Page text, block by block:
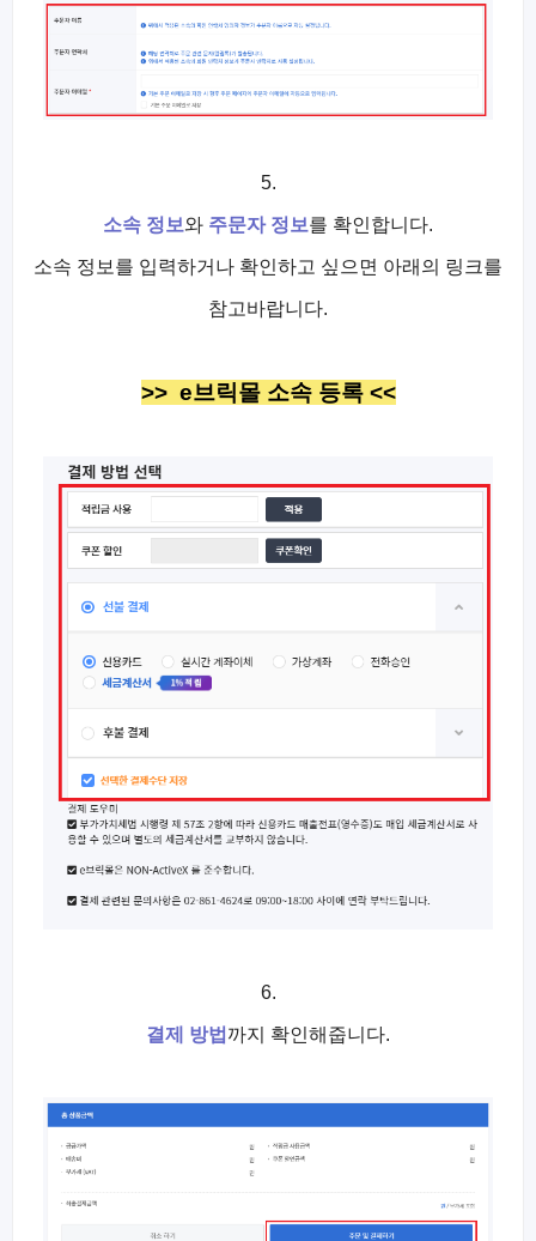
5.
소속 정보와 주문자 정보를 확인합니다.
소속 정보를 입력하거나 확인하고 싶으면 아래의 링크를
참고바랍니다.
>> e브릭몰 소속 등록 <<
6.
결제 방법 까지 확인해줍니다.